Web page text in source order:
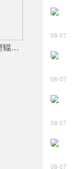
【整厂设备转让】两条九成新大型辊道窑
08-07
08-07
08-07
08-07